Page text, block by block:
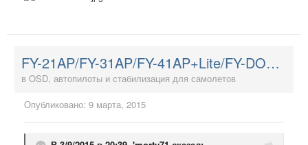
FY-21AP/FY-31AP/FY-41AP+Lite/FY-DOS и Hornet-OSD
в OSD, автопилоты и стабилизация для самолетов
Опубликовано: 9 марта, 2015